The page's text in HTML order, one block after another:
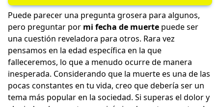
Puede parecer una pregunta grosera para algunos,
pero preguntar por mi fecha de muerte puede ser
una cuestión reveladora para otros. Rara vez
pensamos en la edad específica en la que
falleceremos, lo que a menudo ocurre de manera
inesperada. Considerando que la muerte es una de las
pocas constantes en tu vida, creo que debería ser un
tema más popular en la sociedad. Si superas el dolor y